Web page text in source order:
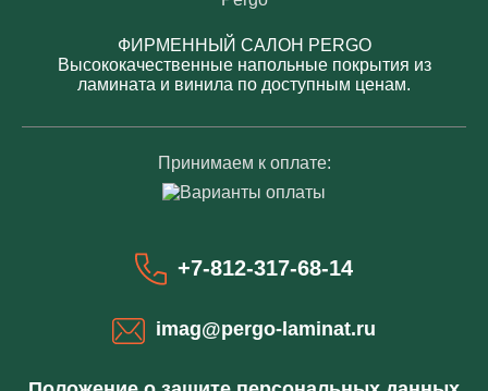
ФИРМЕННЫЙ САЛОН PERGO
Высококачественные напольные покрытия из
ламината и винила по доступным ценам.
Принимаем к оплате:
+7-812-317-68-14
imag@pergo-laminat.ru